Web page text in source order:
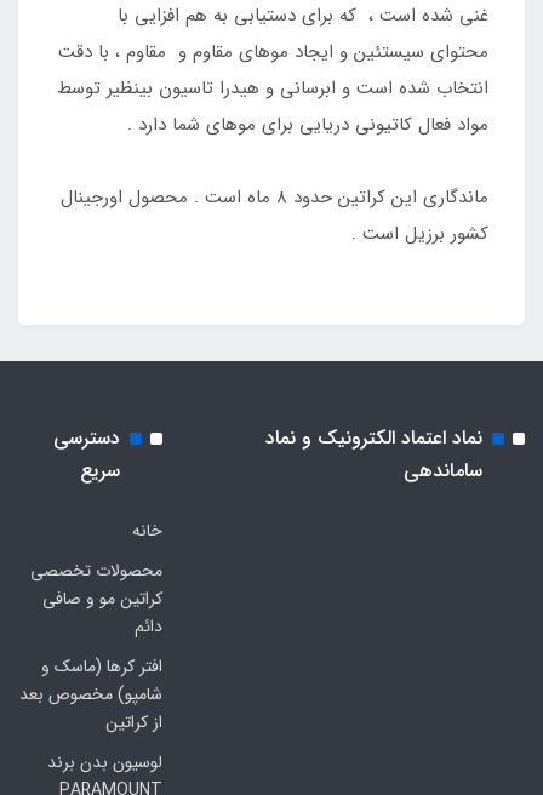
غنی شده است ، که برای دستیابی به هم افزایی با
محتوای سیستئین و ایجاد موهای مقاوم و مقاوم ، با دقت
انتخاب شده است و ابرسانی و هیدرا تاسیون بینظیر توسط
مواد فعال کاتیونی دریایی برای موهای شما دارد .
ماندگاری این کراتین حدود 8 ماه است . محصول اورجینال
کشور برزیل است .
نماد اعتماد الکترونیک و نماد
ساماندهی
دسترسی
سریع
خانه
محصولات تخصصی
کراتین مو و صافی
دائم
افتر کرها (ماسک و
شامپو) مخصوص بعد
از کراتین
لوسیون بدن برند